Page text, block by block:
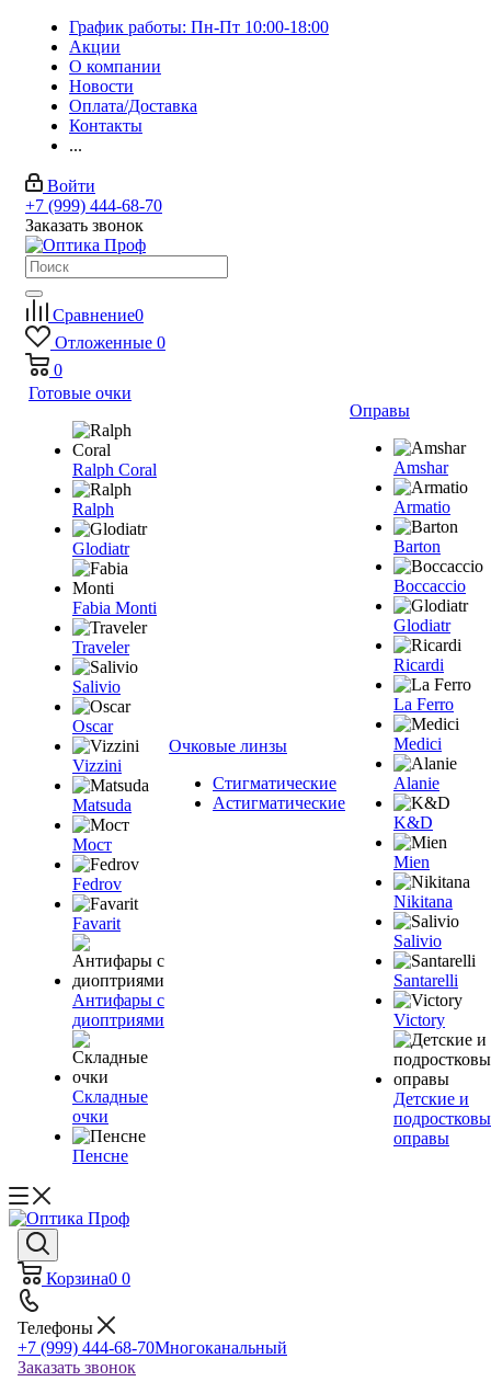
График работы: Пн-Пт 10:00-18:00
Акции
О компании
Новости
Оплата/Доставка
Контакты
...
Войти
+7 (999) 444-68-70
Заказать звонок
Сравнение0
Отложенные 0
0
Готовые очки
Ralph Coral
Ralph
Glodiatr
Fabia Monti
Traveler
Salivio
Oscar
Vizzini
Matsuda
Мост
Fedrov
Favarit
Антифары с
диоптриями
Складные
очки
Пенсне
Очковые линзы
Стигматические
Астигматические
Оправы
Amshar
Armatio
Barton
Boccaccio
Glodiatr
Ricardi
La Ferro
Medici
Alanie
K&D
Mien
Nikitana
Salivio
Santarelli
Victory
Детские и
оправы
Корзина0 0
Телефоны
+7 (999) 444-68-70Многоканальный
Заказать звонок